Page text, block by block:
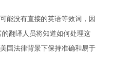
能没有直接的英语等效词，因
翻译人员将知道如何处理这
国法律背景下保持准确和易于